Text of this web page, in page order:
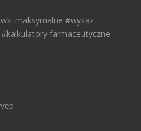
maksymalne #wykaz
farmaceutyczne